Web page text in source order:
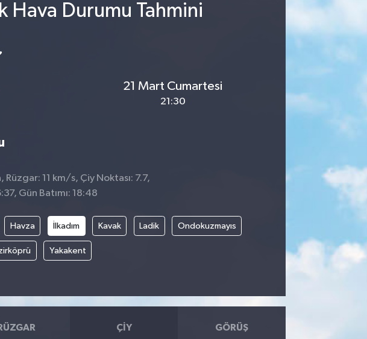
Hava Durumu Tahmini
21 Mart Cumartesi
21:30
Rüzgar: 11 km/s, Çiy Noktası: 7.7,
Gün Batımı: 18:48
Havza İlkadım Kavak Ladik Ondokuzmayıs
Yakakent
ÇIY GÖRÜŞ